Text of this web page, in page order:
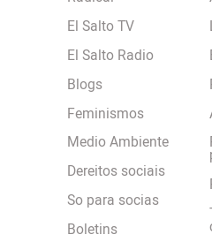
El Salto TV
El Salto Radio
Blogs
Feminismos
Medio Ambiente
Dereitos sociais
So para socias
Boletins